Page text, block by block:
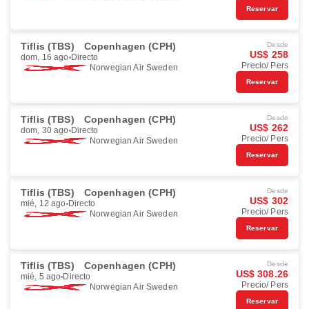
Reservar
Tiflis (TBS) Copenhagen (CPH)
dom, 16 ago Directo
Norwegian Air Sweden
Desde
US$ 258
Precio/ Pers
Reservar
Tiflis (TBS) Copenhagen (CPH)
dom, 30 ago Directo
Norwegian Air Sweden
Desde
US$ 262
Precio/ Pers
Reservar
Tiflis (TBS) Copenhagen (CPH)
mié, 12 ago Directo
Norwegian Air Sweden
Desde
US$ 302
Precio/ Pers
Reservar
Tiflis (TBS) Copenhagen (CPH)
mié, 5 ago Directo
Norwegian Air Sweden
Desde
US$ 308.26
Precio/ Pers
Reservar